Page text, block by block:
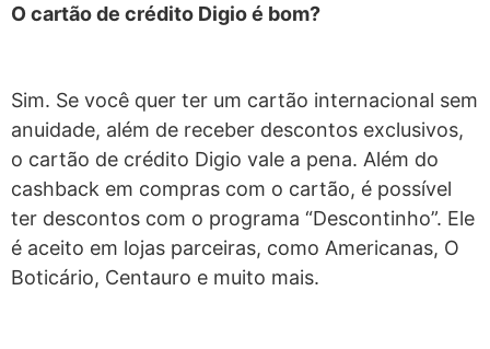
O cartão de crédito Digio é bom?
Sim. Se você quer ter um cartão internacional sem
anuidade, além de receber descontos exclusivos,
o cartão de crédito Digio vale a pena. Além do
cashback em compras com o cartão, é possível
ter descontos com o programa “Descontinho”. Ele
é aceito em lojas parceiras, como Americanas, O
Boticário, Centauro e muito mais.